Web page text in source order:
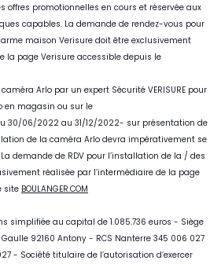
offres promotionnelles en cours et réservée aux
capables. La demande de rendez-vous pour
maison Verisure doit être exclusivement
la page Verisure accessible depuis le
Arlo par un expert Sécurité VERISURE pour
en magasin ou sur le
30/06/2022 au 31/12/2022- sur présentation de
de la caméra Arlo devra impérativement se
demande de RDV pour l’installation de la / des
réalisée par l’intermédiaire de la page
site BOULANGER.COM
simplifiée au capital de 1.085.736 euros - Siège
92160 Antony - RCS Nanterre 345 006 027
- Société titulaire de l’autorisation d’exercer